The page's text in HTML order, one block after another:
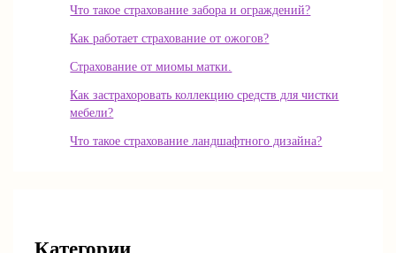
Что такое страхование забора и ограждений?
Как работает страхование от ожогов?
Страхование от миомы матки.
Как застрахоровать коллекцию средств для чистки
мебели?
Что такое страхование ландшафтного дизайна?
Категории